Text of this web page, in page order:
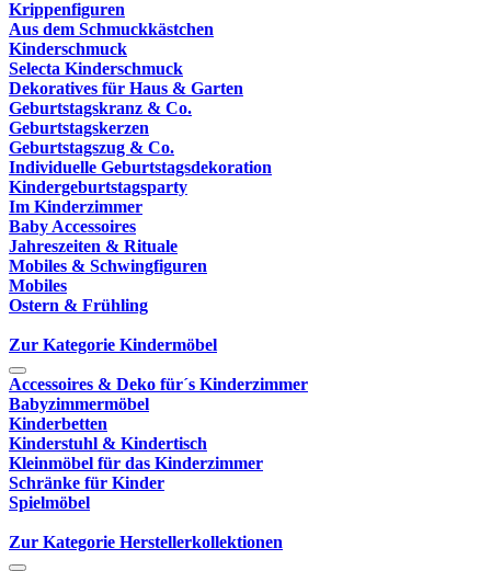
Krippenfiguren
Aus dem Schmuckkästchen
Kinderschmuck
Selecta Kinderschmuck
Dekoratives für Haus & Garten
Geburtstagskranz & Co.
Geburtstagskerzen
Geburtstagszug & Co.
Individuelle Geburtstagsdekoration
Kindergeburtstagsparty
Im Kinderzimmer
Baby Accessoires
Jahreszeiten & Rituale
Mobiles & Schwingfiguren
Mobiles
Ostern & Frühling
Zur Kategorie Kindermöbel
Accessoires & Deko für´s Kinderzimmer
Babyzimmermöbel
Kinderbetten
Kinderstuhl & Kindertisch
Kleinmöbel für das Kinderzimmer
Schränke für Kinder
Spielmöbel
Zur Kategorie Herstellerkollektionen